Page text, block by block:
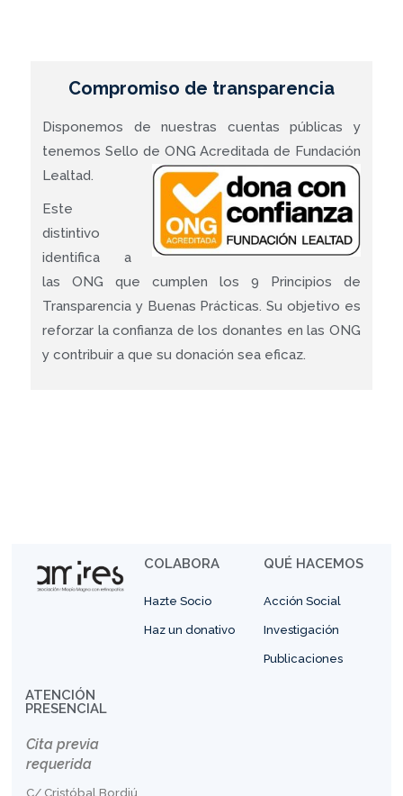
Compromiso de transparencia
Disponemos de nuestras cuentas públicas y
tenemos Sello de ONG Acreditada de Fundación
Lealtad.
Este
distintivo
identifica a
las ONG que cumplen los 9 Principios de
Transparencia y Buenas Prácticas. Su objetivo es
reforzar la confianza de los donantes en las ONG
y contribuir a que su donación sea eficaz.
COLABORA
Hazte Socio
Haz un donativo
QUÉ HACEMOS
Acción Social
Investigación
Publicaciones
ATENCIÓN
PRESENCIAL
Cita previa
requerida
C/ Cristóbal Bordiú